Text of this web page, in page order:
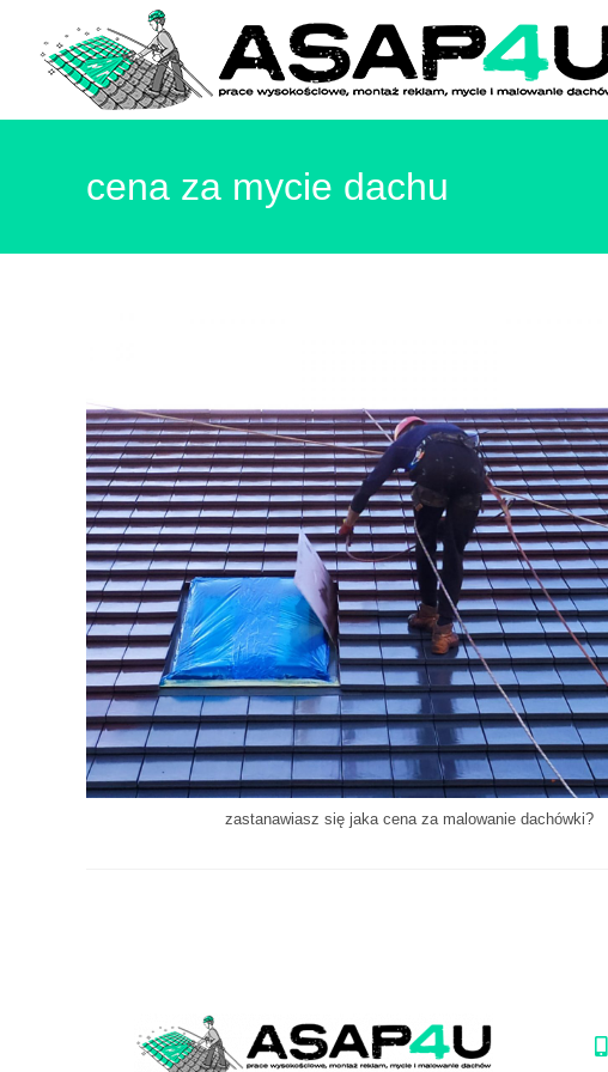
cena za mycie dachu
zastanawiasz się jaka cena za malowanie dachówki?